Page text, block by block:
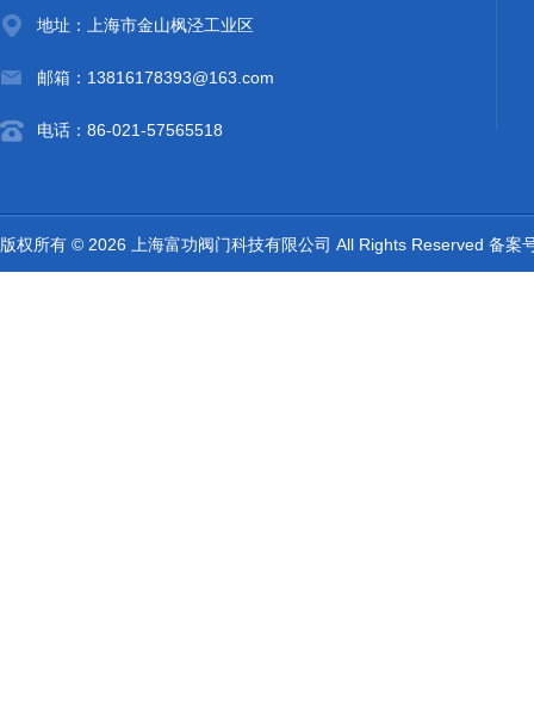
地址：上海市金山枫泾工业区
邮箱：13816178393@163.com
电话：86-021-57565518
版权所有 © 2026 上海富功阀门科技有限公司 All Rights Reserved 备案